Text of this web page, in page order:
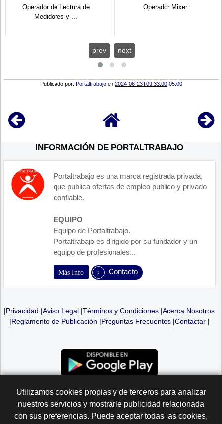
Operador de Lectura de
Medidores y ...
Operador Mixer
prev next
Publicado por: Portaltrabajo en2024-06-23T09:33:00-05:00
INFORMACIÓN DE PORTALTRABAJO
Portaltrabajo es una marca registrada privada,
que publica ofertas de empleo publico y privado
confiable.
EQUIPO
Equipo de Portaltrabajo.
Portaltrabajo es dirigido por su fundador y un
equipo de profesionales...
Más Info Contacto
|Privacidad |Aviso Legal |Términos y Condiciones |Acerca Nosotros
|Reglamento de Publicación |Preguntas Frecuentes|Contactar|
Utilizamos cookies propias y de terceros para analizar
nuestros servicios y mostrarle publicidad relacionada
con sus preferencias. Puede aceptar todas las cookies,